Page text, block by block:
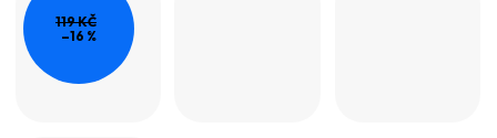
produktu
je
0,0
119 KČ
–16 %